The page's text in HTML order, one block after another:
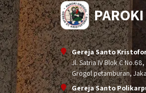
Gereja Santo
Jl. Satria IV Blok C
Grogol petamburan,
Gereja Santo